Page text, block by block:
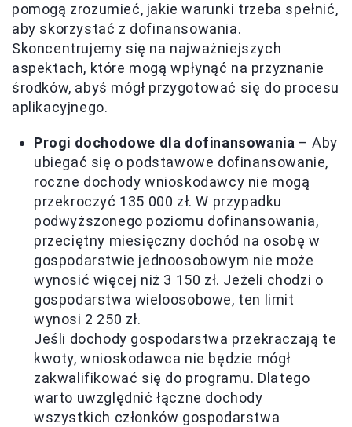
pomogą zrozumieć, jakie warunki trzeba spełnić,
aby skorzystać z dofinansowania.
Skoncentrujemy się na najważniejszych
aspektach, które mogą wpłynąć na przyznanie
środków, abyś mógł przygotować się do procesu
aplikacyjnego.
Progi dochodowe dla dofinansowania – Aby
ubiegać się o podstawowe dofinansowanie,
roczne dochody wnioskodawcy nie mogą
przekroczyć 135 000 zł. W przypadku
podwyższonego poziomu dofinansowania,
przeciętny miesięczny dochód na osobę w
gospodarstwie jednoosobowym nie może
wynosić więcej niż 3 150 zł. Jeżeli chodzi o
gospodarstwa wieloosobowe, ten limit
wynosi 2 250 zł.
Jeśli dochody gospodarstwa przekraczają te
kwoty, wnioskodawca nie będzie mógł
zakwalifikować się do programu. Dlatego
warto uwzględnić łączne dochody
wszystkich członków gospodarstwa